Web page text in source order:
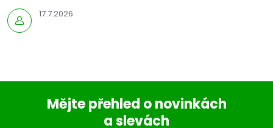
17.7.2026
Mějte přehled o novinkách
a slevách